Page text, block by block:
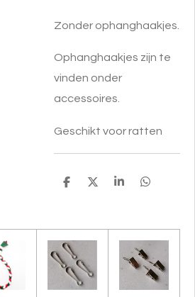
Zonder ophanghaakjes.
Ophanghaakjes zijn te
vinden onder
accessoires.
Geschikt voor ratten
D
D
S
D